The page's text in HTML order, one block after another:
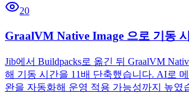
20
GraalVM Native Image 으로 기동
Jib에서 Buildpacks로 옮긴 뒤 GraalVM
해 기동 시간을 11배 단축했습니다. AI로
완을 자동화해 운영 적용 가능성까지 높였